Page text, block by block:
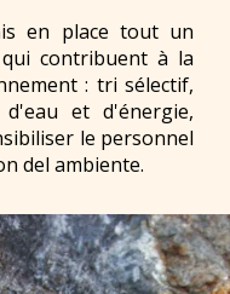
en place tout un
contribuent à la
: tri sélectif,
et d'énergie,
le personnel
del ambiente.